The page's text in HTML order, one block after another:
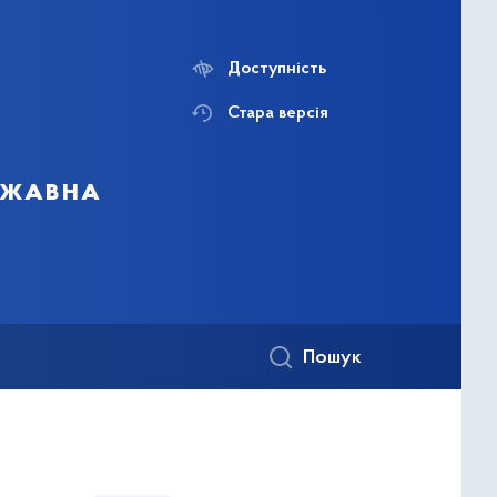
Доступність
Стара версія
Пошук